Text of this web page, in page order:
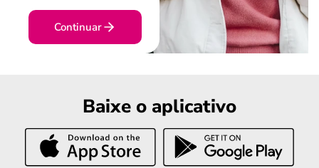
Continuar
Baixe o aplicativo